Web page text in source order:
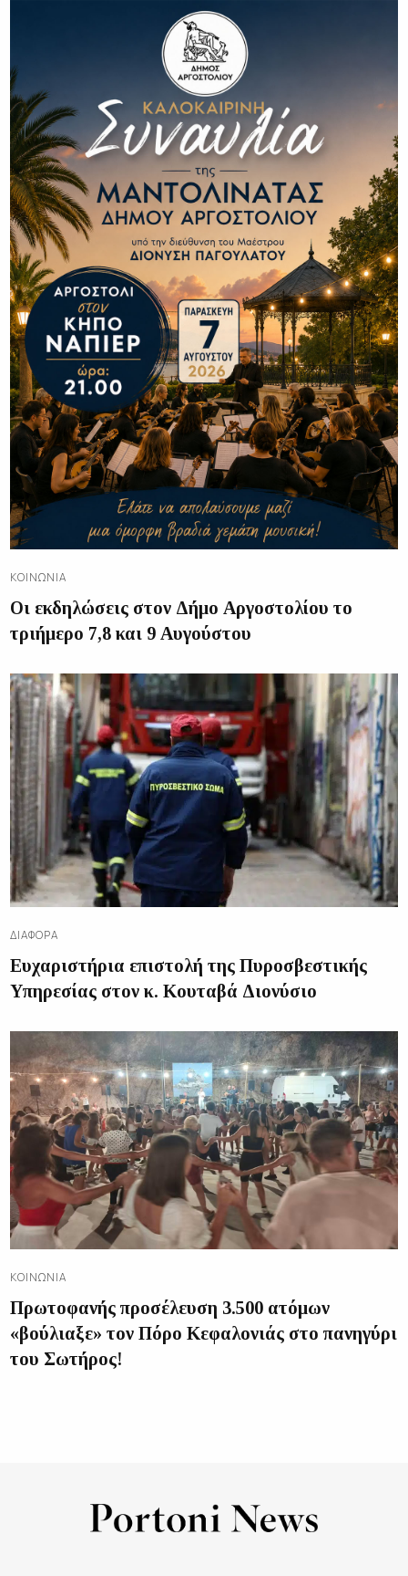
ΚΟΙΝΩΝΊΑ
Οι εκδηλώσεις στον Δήμο Αργοστολίου το
τριήμερο 7,8 και 9 Αυγούστου
ΔΙΑΦΟΡΑ
Ευχαριστήρια επιστολή της Πυροσβεστικής
Υπηρεσίας στον κ. Κουταβά Διονύσιο
ΚΟΙΝΩΝΊΑ
Πρωτοφανής προσέλευση 3.500 ατόμων
«βούλιαξε» τον Πόρο Κεφαλονιάς στο πανηγύρι
του Σωτήρος!